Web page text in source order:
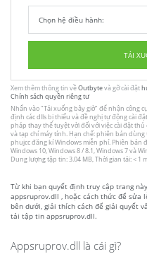
TẢI
Xem thêm thông tin vềOutbytevà gỡ cài đặt
Chính sách quyền riêng tư
Nhấn vào"Tải xuống bây giờ" để nhận công
định các dlls bị thiếu và đề nghị tự động cài
pháp thay thế tuyệt vời đối với việc cài đặt
và tạp chí máy tính. Hạn chế: phiên bản
phujcc đăng kí Windows miễn phí. Phiên
Windows 10, Windows 8 / 8.1, Windows 7 và
Dung lượng tập tin: 3.04 MB, Thời gian tải: < 1
Từ khi bạn quyết định truy cập trang
appsruprov.dll , hoặc cách thức để sửa
bên dưới, giải thích cách để giải quyết
tải tập tin appsruprov.dll.
Appsruprov.dll là cái gì?